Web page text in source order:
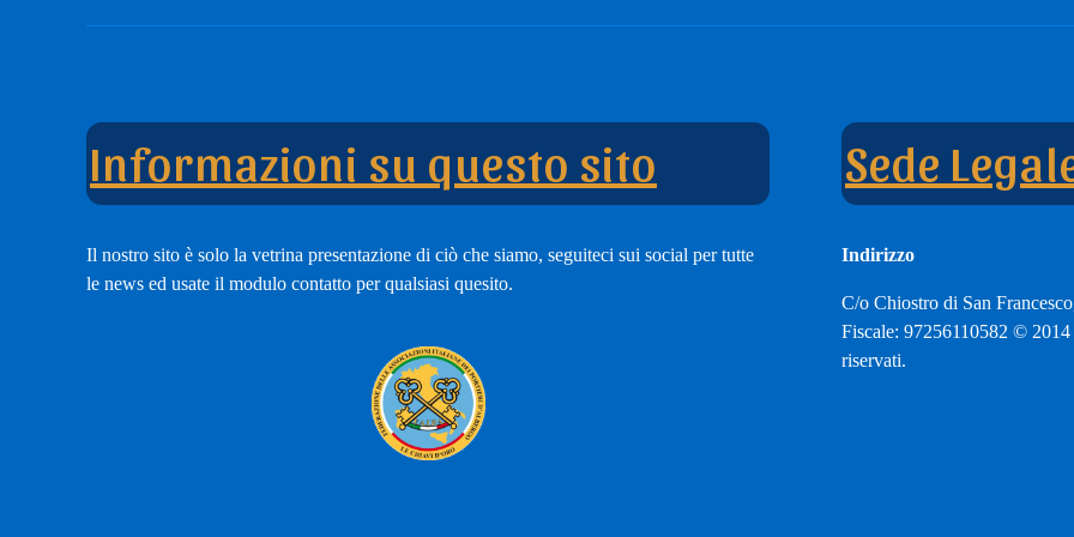
moduloChannel
Informazioni su questo sito
Il nostro sito è solo la vetrina presentazione di ciò che siamo, seguiteci sui social per tutte
le news ed usate il modulo contatto per qualsiasi quesito.
Sede
Indirizzo
C/o Chiostro di San
Fiscale: 97256110582 ©
riservati.